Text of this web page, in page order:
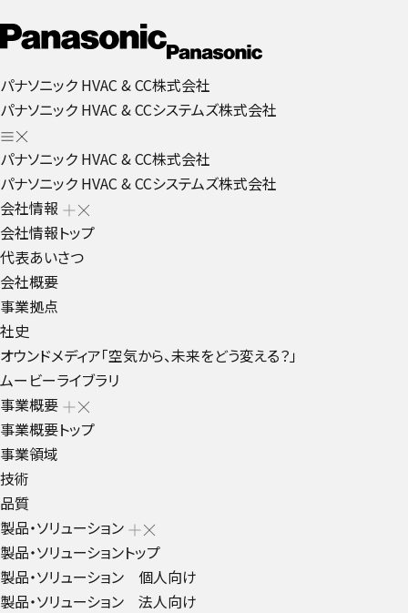
パナソニック HVAC & CC株式会社
パナソニック HVAC & CCシステムズ株式会社
パナソニック HVAC & CC株式会社
パナソニック HVAC & CCシステムズ株式会社
会社情報
会社情報トップ
代表あいさつ
会社概要
事業拠点
社史
オウンドメディア「空気から、未来をどう変える？」
ムービーライブラリ
事業概要
事業概要トップ
事業領域
技術
品質
製品・ソリューション
製品・ソリューショントップ
製品・ソリューション 個人向け
製品・ソリューション 法人向け